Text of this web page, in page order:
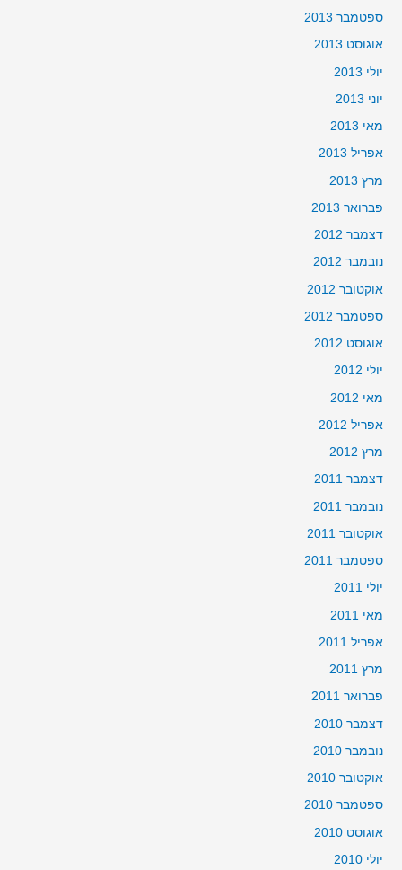
ספטמבר 2013
אוגוסט 2013
יולי 2013
יוני 2013
מאי 2013
אפריל 2013
מרץ 2013
פברואר 2013
דצמבר 2012
נובמבר 2012
אוקטובר 2012
ספטמבר 2012
אוגוסט 2012
יולי 2012
מאי 2012
אפריל 2012
מרץ 2012
דצמבר 2011
נובמבר 2011
אוקטובר 2011
ספטמבר 2011
יולי 2011
מאי 2011
אפריל 2011
מרץ 2011
פברואר 2011
דצמבר 2010
נובמבר 2010
אוקטובר 2010
ספטמבר 2010
אוגוסט 2010
יולי 2010